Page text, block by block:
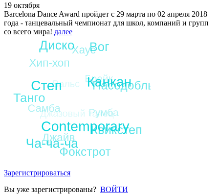
19 октября
Barcelona Dance Award пройдет с 29 марта по 02 апреля 2018
года - танцевальный чемпионат для школ, компаний и групп
со всего мира! далее
Зарегистрироваться
Вы уже зарегистрированы? ВОЙТИ